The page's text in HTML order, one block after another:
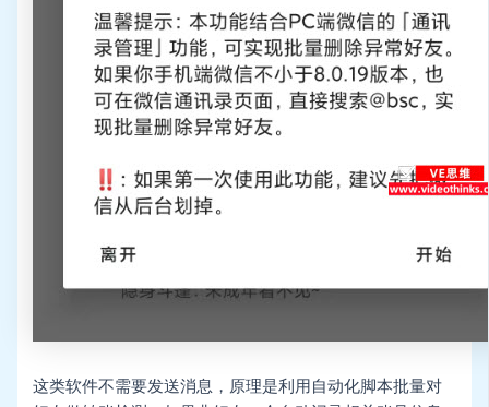
这类软件不需要发送消息，原理是利用自动化脚本批量对